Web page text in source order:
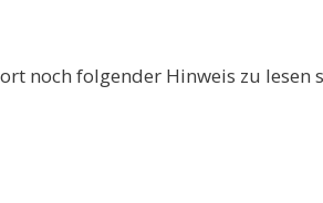
noch folgender Hinweis zu lesen